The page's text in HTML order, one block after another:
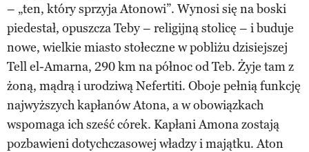
– „ten, który sprzyja Atonowi”. Wynosi się na boski
piedestał, opuszcza Teby – religijną stolicę – i buduje
nowe, wielkie miasto stołeczne w pobliżu dzisiejszej
Tell el-Amarna, 290 km na północ od Teb. Żyje tam z
żoną, mądrą i urodziwą Nefertiti. Oboje pełnią funkcję
najwyższych kapłanów Atona, a w obowiązkach
wspomaga ich sześć córek. Kapłani Amona zostają
pozbawieni dotychczasowej władzy i majątku. Aton